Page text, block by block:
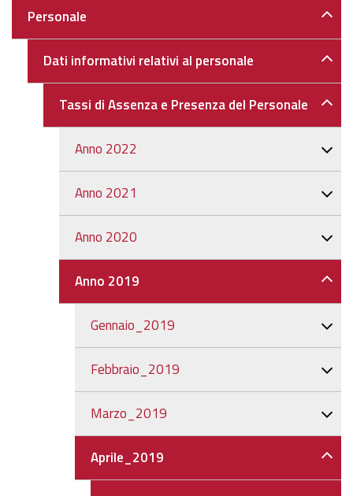
Personale
Dati informativi relativi al personale
Tassi di Assenza e Presenza del Personale
Anno 2022
Anno 2021
Anno 2020
Anno 2019
Gennaio_2019
Febbraio_2019
Marzo_2019
Aprile_2019